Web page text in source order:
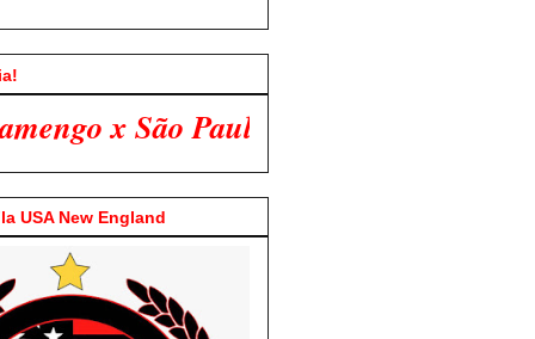
Venha Participar Conosco!
USA New England